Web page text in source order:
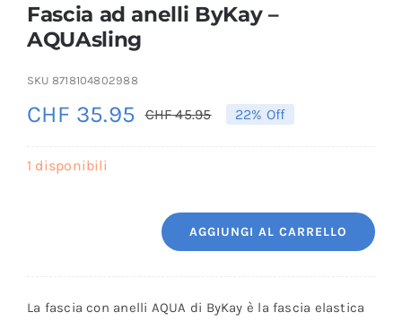
Fascia ad anelli ByKay –
AQUAsling
SKU 8718104802988
CHF45.95Il
era:
CHF 45.95.
CHF 35.95
Il
è:
CHF 35.95.
22% Off
1 disponibili
AGGIUNGI AL CARRELLO
La fascia con anelli AQUA di ByKay è la fascia elastica